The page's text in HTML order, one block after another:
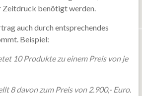
Zeitdruck benötigt werden.
auch durch entsprechendes
Beispiel:
10 Produkte zu einem Preis von je
8 davon zum Preis von 2.900,- Euro.